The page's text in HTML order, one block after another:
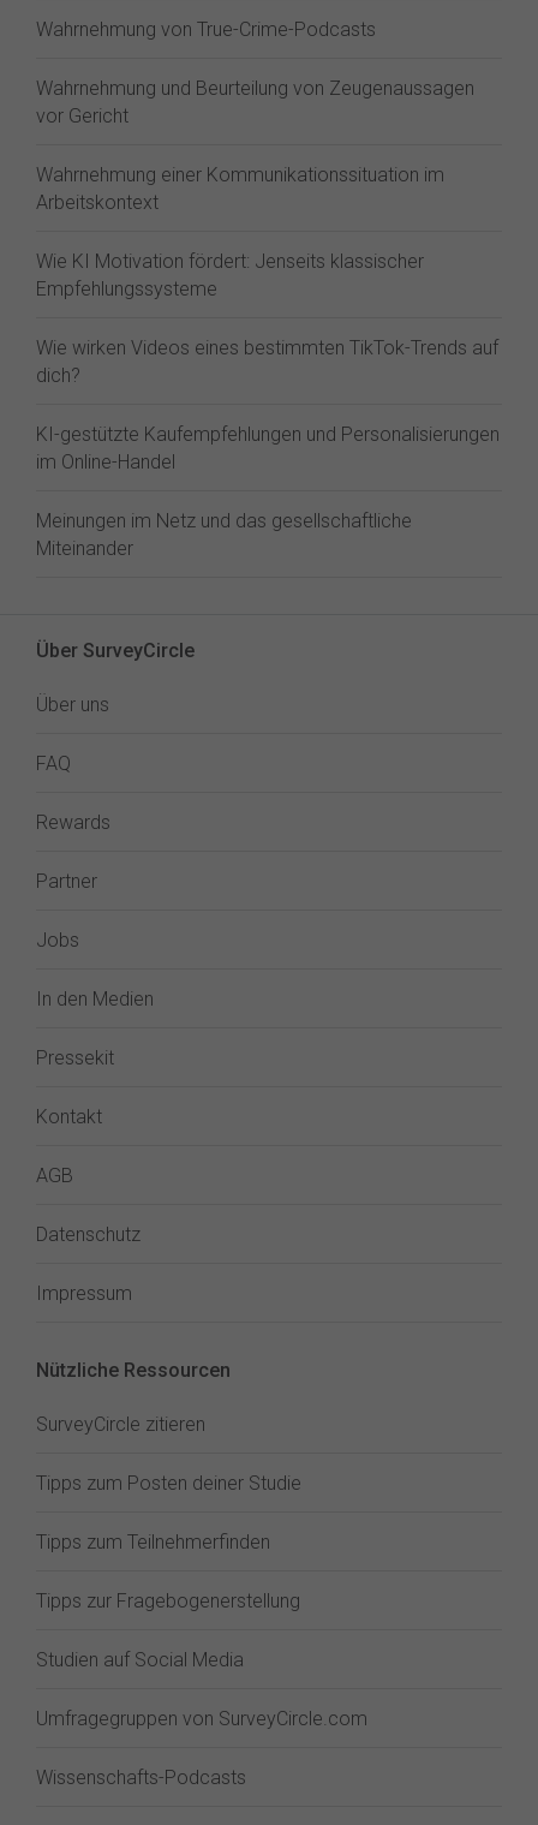
Wahrnehmung von True-Crime-Podcasts
Wahrnehmung und Beurteilung von Zeugenaussagen
vor Gericht
Wahrnehmung einer Kommunikationssituation im
Arbeitskontext
Wie KI Motivation fördert: Jenseits klassischer
Empfehlungssysteme
Wie wirken Videos eines bestimmten TikTok-Trends auf
dich?
KI-gestützte Kaufempfehlungen und Personalisierungen
im Online-Handel
Meinungen im Netz und das gesellschaftliche
Miteinander
Über SurveyCircle
Über uns
FAQ
Rewards
Partner
Jobs
In den Medien
Pressekit
Kontakt
AGB
Datenschutz
Impressum
Nützliche Ressourcen
SurveyCircle zitieren
Tipps zum Posten deiner Studie
Tipps zum Teilnehmerfinden
Tipps zur Fragebogenerstellung
Studien auf Social Media
Umfragegruppen von SurveyCircle.com
Wissenschafts-Podcasts